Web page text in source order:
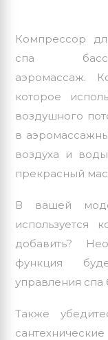
Компрессор
спа
аэромассаж.
которое
воздушного
в
воздуха и
прекрасный
В вашей
используется
добавить?
функция
управления спа
Также